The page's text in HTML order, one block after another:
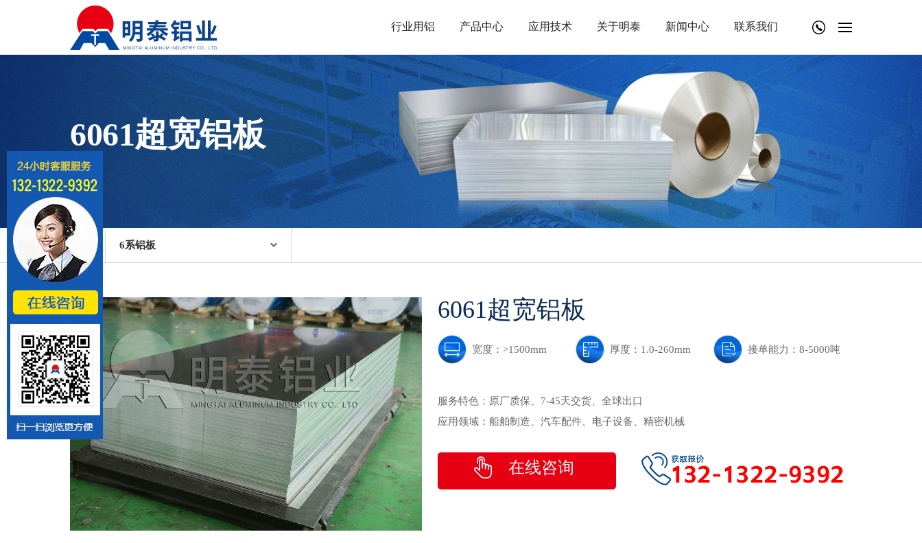
行业用铝 产品中心 应用技术 关于明泰 新闻中心 联系我们
6061超宽铝板
6系铝板
6061超宽铝板
宽度：>1500mm 厚度：1.0-260mm 接单能力：8-5000吨
服务特色： 原厂质保、7-45天交货、全球出口
应用领域： 船舶制造、汽车配件、电子设备、精密机械
在线咨询